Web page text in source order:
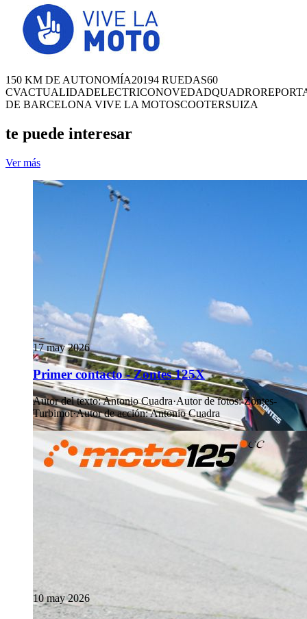
150 KM DE AUTONOMÍA20194 RUEDAS60
CVACTUALIDADELECTRICONOVEDADQUADRO
DE BARCELONA VIVE LA MOTOSCOOTERSUIZA
te puede interesar
Ver más
17 may 2026
Primer contacto - Zontes 125X
Autor del texto:Antonio Cuadra·Autor de fotos: Zontes-
Turbimot·Autor de acción:Antonio Cuadra
10 may 2026